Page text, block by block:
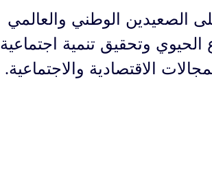
الصعيدين الوطني والعالمي
وتحقيق تنمية اجتماعية
الاقتصادية والاجتماعية.